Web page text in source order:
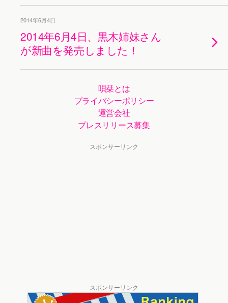
2014年6月4日
2014年6月4日、黒木姉妹さん
が新曲を発売しました！
唄栞とは
プライバシーポリシー
運営会社
プレスリリース募集
スポンサーリンク
スポンサーリンク